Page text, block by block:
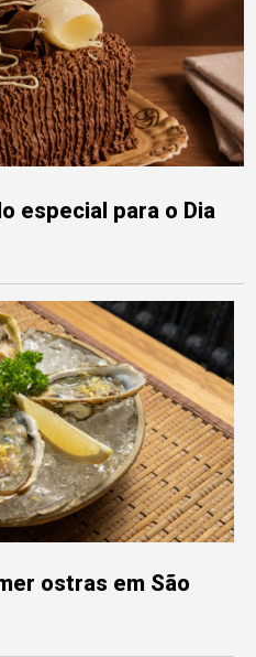
especial para o Dia
ostras em São